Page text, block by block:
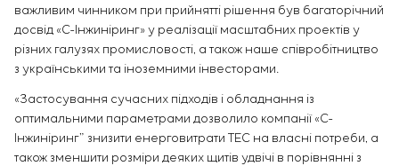
важливим чинником при прийнятті рішення був багаторічний
досвід «С-Інжиніринг» у реалізації масштабних проектів у
різних галузях промисловості, а також наше співробітництво
з українськими та іноземними інвесторами.
«Застосування сучасних підходів і обладнання із
оптимальними параметрами дозволило компанії «С-
Інжиніринг” знизити енерговитрати ТЕС на власні потреби, а
також зменшити розміри деяких щитів удвічі в порівнянні з